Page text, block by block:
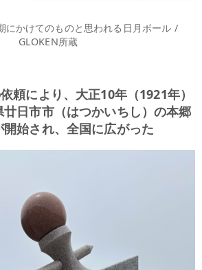
にかけてのものと思われる日月ボール /
GLOKEN所蔵
頼により、大正10年（1921年）
日市市（はつかいちし）の本郷
開始され、全国に広がった